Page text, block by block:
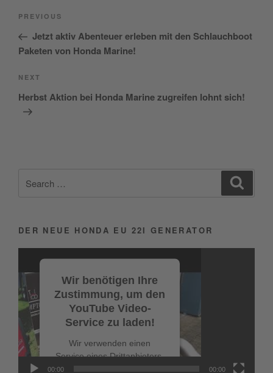
Beitragsnavigation
Previous
Post
PREVIOUS
Jetzt aktiv Abenteuer erleben mit den Schlauchboot
Paketen von Honda Marine!
Next
Post
NEXT
Herbst Aktion bei Honda Marine zugreifen lohnt sich!
for:
DER NEUE HONDA EU 22I GENERATOR
Wir benötigen Ihre
Zustimmung, um den
YouTube Video-
Service zu laden!
Wir verwenden einen
Service eines Drittanbieters,
00:00 00:00